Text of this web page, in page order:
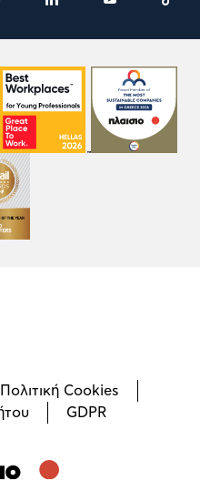
Πολιτική Cookies
GDPR